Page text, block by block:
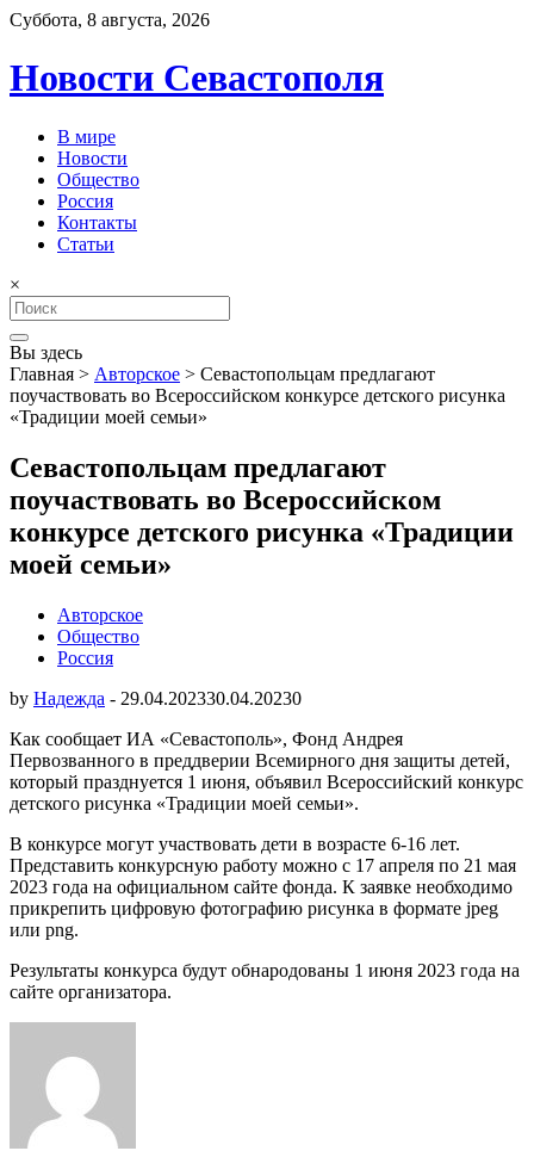
Суббота, 8 августа, 2026
Новости Севастополя
В мире
Новости
Общество
Россия
Контакты
Статьи
×
Search
for:
Вы здесь
Главная > Авторское > Севастопольцам предлагают
поучаствовать во Всероссийском конкурсе детского рисунка
«Традиции моей семьи»
Севастопольцам предлагают
поучаствовать во Всероссийском
конкурсе детского рисунка «Традиции
моей семьи»
Авторское
Общество
Россия
by Надежда - 29.04.202330.04.20230
Как сообщает ИА «Севастополь», Фонд Андрея
Первозванного в преддверии Всемирного дня защиты детей,
который празднуется 1 июня, объявил Всероссийский конкурс
детского рисунка «Традиции моей семьи».
В конкурсе могут участвовать дети в возрасте 6-16 лет.
Представить конкурсную работу можно с 17 апреля по 21 мая
2023 года на официальном сайте фонда. К заявке необходимо
прикрепить цифровую фотографию рисунка в формате jpeg
или png.
Результаты конкурса будут обнародованы 1 июня 2023 года на
сайте организатора.